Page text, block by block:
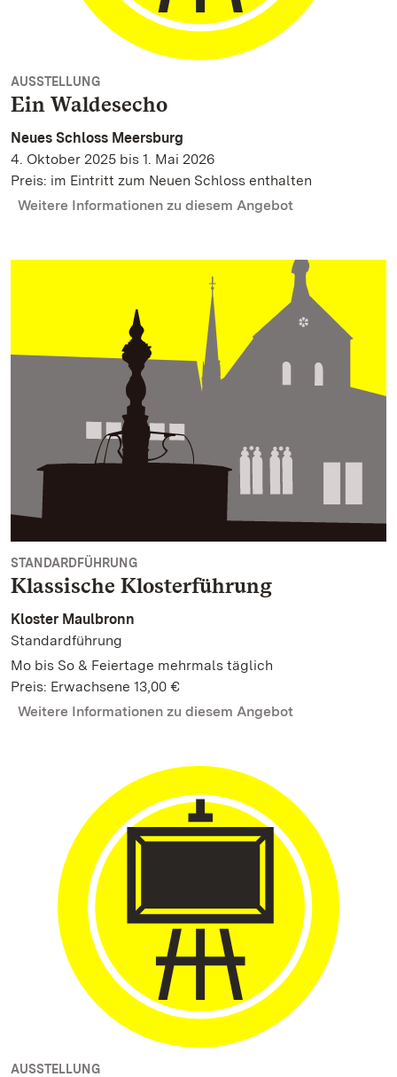
AUSSTELLUNG
Ein Waldesecho
Neues Schloss Meersburg
4. Oktober 2025 bis 1. Mai 2026
Preis: im Eintritt zum Neuen Schloss enthalten
Weitere Informationen zu diesem Angebot
STANDARDFÜHRUNG
Klassische Klosterführung
Kloster Maulbronn
Standardführung
Mo bis So & Feiertage mehrmals täglich
Preis: Erwachsene 13,00 €
Weitere Informationen zu diesem Angebot
AUSSTELLUNG